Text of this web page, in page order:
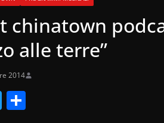
chinatown
alle terre”
2014
T